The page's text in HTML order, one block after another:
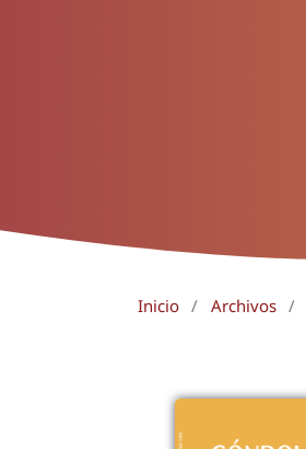
Inicio / Archivos /